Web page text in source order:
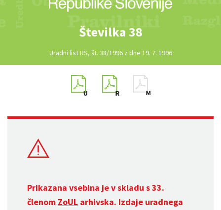
Številka 38
Uradni list RS, št. 38/1996 z dne 19. 7. 1996
Prikazana vsebina je v skladu s 33.
členom ZoUL arhivska. Izdaje uradnega